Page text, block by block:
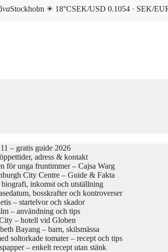
Stockholm ☀ 18°CSEK/USD 0.1054 · SEK/
– gratis guide 2026
adress & kontakt
för unga fruntimmer – Cajsa Warg
City Centre – Guide & Fakta
inkomst och utställning
bosskrafter och kontroverser
– startelvor och skador
– användning och tips
– hotell vid Globen
Bayang – barn, skilsmässa
soltorkade tomater – recept och tips
– enkelt recept utan stänk